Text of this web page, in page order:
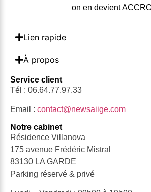
on en devient
Lien rapide
À propos
Service client
Tél : 06.64.77.97.33
Email : contact@newsaiige.com
Notre cabinet
Résidence Villanova
175 avenue Frédéric Mistral
83130 LA GARDE
Parking réservé & privé